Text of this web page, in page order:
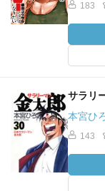
183
サラリ
本宮ひ
143